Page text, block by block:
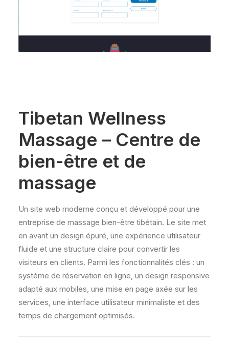
Tibetan Wellness
Massage – Centre de
bien-être et de
massage
Un site web moderne conçu et développé pour une
entreprise de massage bien-être tibétain. Le site met
en avant un design épuré, une expérience utilisateur
fluide et une structure claire pour convertir les
visiteurs en clients. Parmi les fonctionnalités clés : un
système de réservation en ligne, un design responsive
adapté aux mobiles, une mise en page axée sur les
services, une interface utilisateur minimaliste et des
temps de chargement optimisés.